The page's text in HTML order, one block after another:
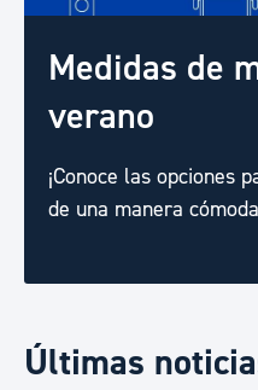
Medidas de
verano
¡Conoce las opciones
de una manera
Últimas